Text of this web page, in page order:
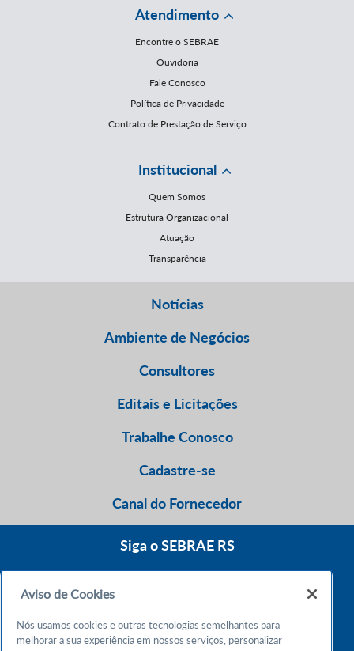
Atendimento
Encontre o SEBRAE
Ouvidoria
Fale Conosco
Política de Privacidade
Contrato de Prestação de Serviço
Institucional
Quem Somos
Estrutura Organizacional
Atuação
Transparência
Notícias
Ambiente de Negócios
Consultores
Editais e Licitações
Trabalhe Conosco
Cadastre-se
Canal do Fornecedor
Siga o SEBRAE RS
Atendimento 24h
Aviso de Cookies
Nós usamos cookies e outras tecnologias semelhantes para
melhorar a sua experiência em nossos serviços, personalizar